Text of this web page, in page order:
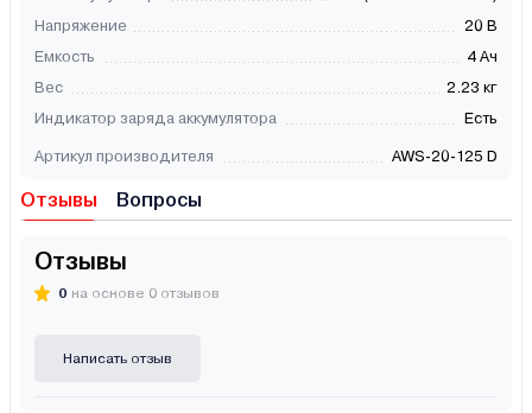
Напряжение
20 В
Емкость
4 Ач
Вес
2.23 кг
Индикатор заряда аккумулятора
Есть
Артикул производителя AWS-20-125 D
Отзывы Вопросы
Отзывы
0 на основе 0 отзывов
Написать отзыв